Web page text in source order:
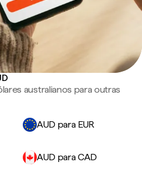
australianos para outras
AUD para EUR
AUD para CAD